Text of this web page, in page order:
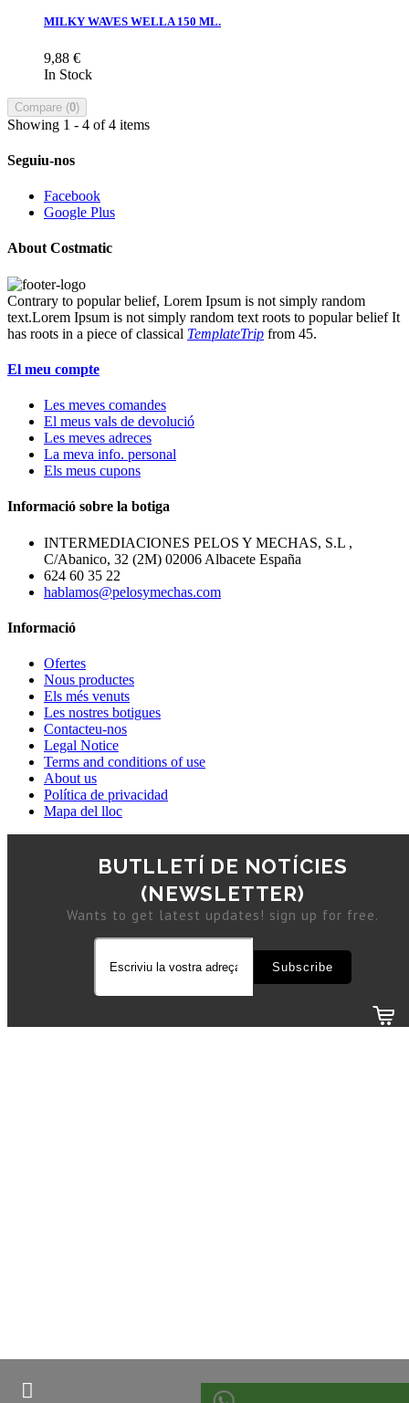
MILKY WAVES WELLA 150 ML.
9,88 €
In Stock
Compare (0)
Showing 1 - 4 of 4 items
Seguiu-nos
Facebook
Google Plus
About Costmatic
Contrary to popular belief, Lorem Ipsum is not simply random
text.Lorem Ipsum is not simply random text roots to popular belief It
has roots in a piece of classical TemplateTrip from 45.
El meu compte
Les meves comandes
El meus vals de devolució
Les meves adreces
La meva info. personal
Els meus cupons
Informació sobre la botiga
INTERMEDIACIONES PELOS Y MECHAS, S.L ,
C/Abanico, 32 (2M) 02006 Albacete España
624 60 35 22
hablamos@pelosymechas.com
Informació
Ofertes
Nous productes
Els més venuts
Les nostres botigues
Contacteu-nos
Legal Notice
Terms and conditions of use
About us
Política de privacidad
Mapa del lloc
BUTLLETÍ DE NOTÍCIES
(NEWSLETTER)
Wants to get latest updates! sign up for free.
Subscribe